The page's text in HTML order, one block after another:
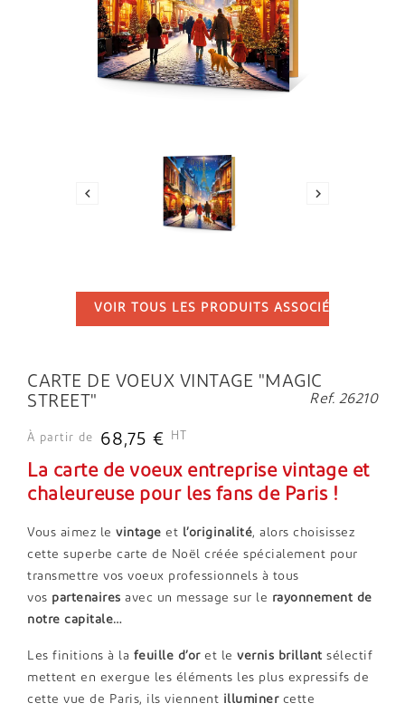
 
VOIR TOUS LES PRODUITS ASSOCIÉS
CARTE DE VOEUX VINTAGE "MAGIC
STREET"
Ref. 26210
À partir de 68,75 € HT
La carte de voeux entreprise vintage et
chaleureuse pour les fans de Paris !
Vous aimez le vintage et l’originalité, alors choisissez
cette superbe carte de Noël créée spécialement pour
transmettre vos voeux professionnels à tous
vos partenaires avec un message sur le rayonnement de
notre capitale…
Les finitions à la feuille d’oret le vernis brillant sélectif
mettent en exergue les éléments les plus expressifs de
cette vue de Paris, ils viennent illuminercette